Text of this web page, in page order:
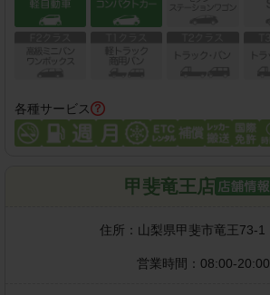
各種サービス
甲斐竜王店
住所： 山梨県甲斐市竜王73-1
営業時間： 08:00-20:00